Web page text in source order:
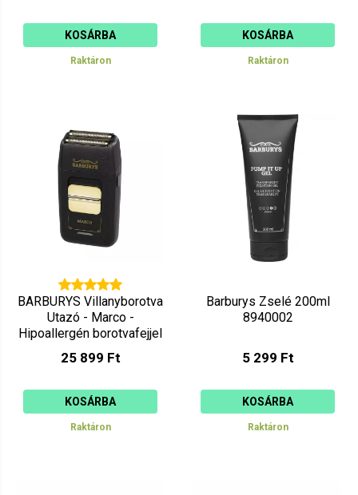
KOSÁRBA
Raktáron
KOSÁRBA
Raktáron
BARBURYS Villanyborotva
Utazó - Marco -
Hipoallergén borotvafejjel
7830000
25 899 Ft
KOSÁRBA
Raktáron
Barburys Zselé 200ml
8940002
5 299 Ft
KOSÁRBA
Raktáron